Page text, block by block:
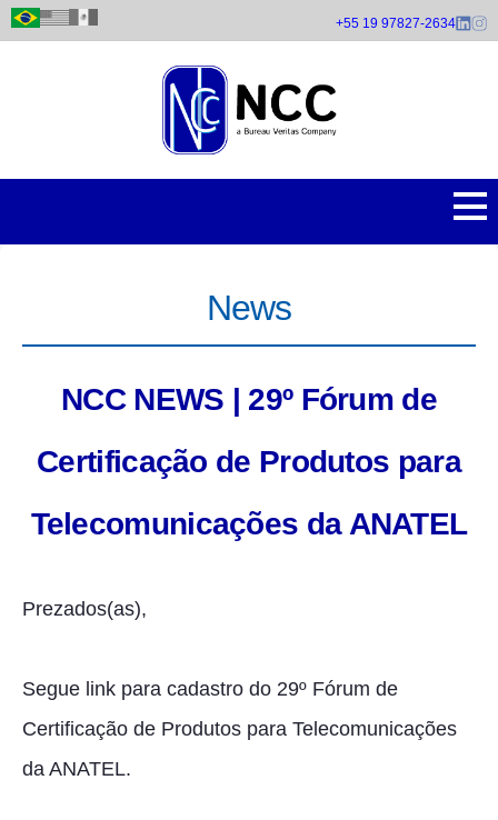
Pular
+55 19 97827-2634
News
NCC NEWS | 29º Fórum de
Certificação de Produtos para
Telecomunicações da ANATEL
Prezados(as),
Segue link para cadastro do 29º Fórum de
Certificação de Produtos para Telecomunicações
da ANATEL.